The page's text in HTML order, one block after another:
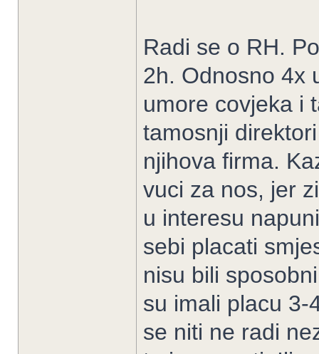
Radi se o RH.
2h. Odnosno 4x
umore covjeka i
tamosnji
njihova firma.
vuci za nos, jer
u interesu
sebi placati
nisu bili
su imali placu 3-
se niti ne radi